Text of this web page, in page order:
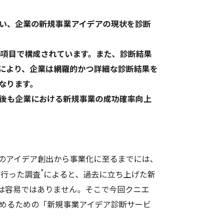
、企業の新規事業アイデアの現状を診断
目で構成されています。また、診断結果
より、企業は網羅的かつ詳細な診断結果を
ます。
も企業における新規事業の成功確率向上
イデア創出から事業化に至るまでには、
った調査*によると、過去に立ち上げた新
易ではありません。そこで今回クニエ
るための「新規事業アイデア診断サービ